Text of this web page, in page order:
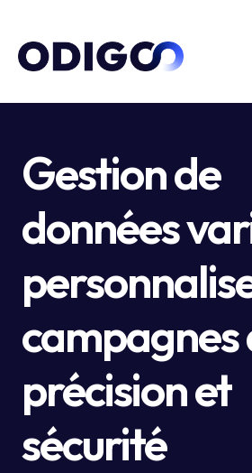
Gestion de
données
campagnes
précision et
sécurité